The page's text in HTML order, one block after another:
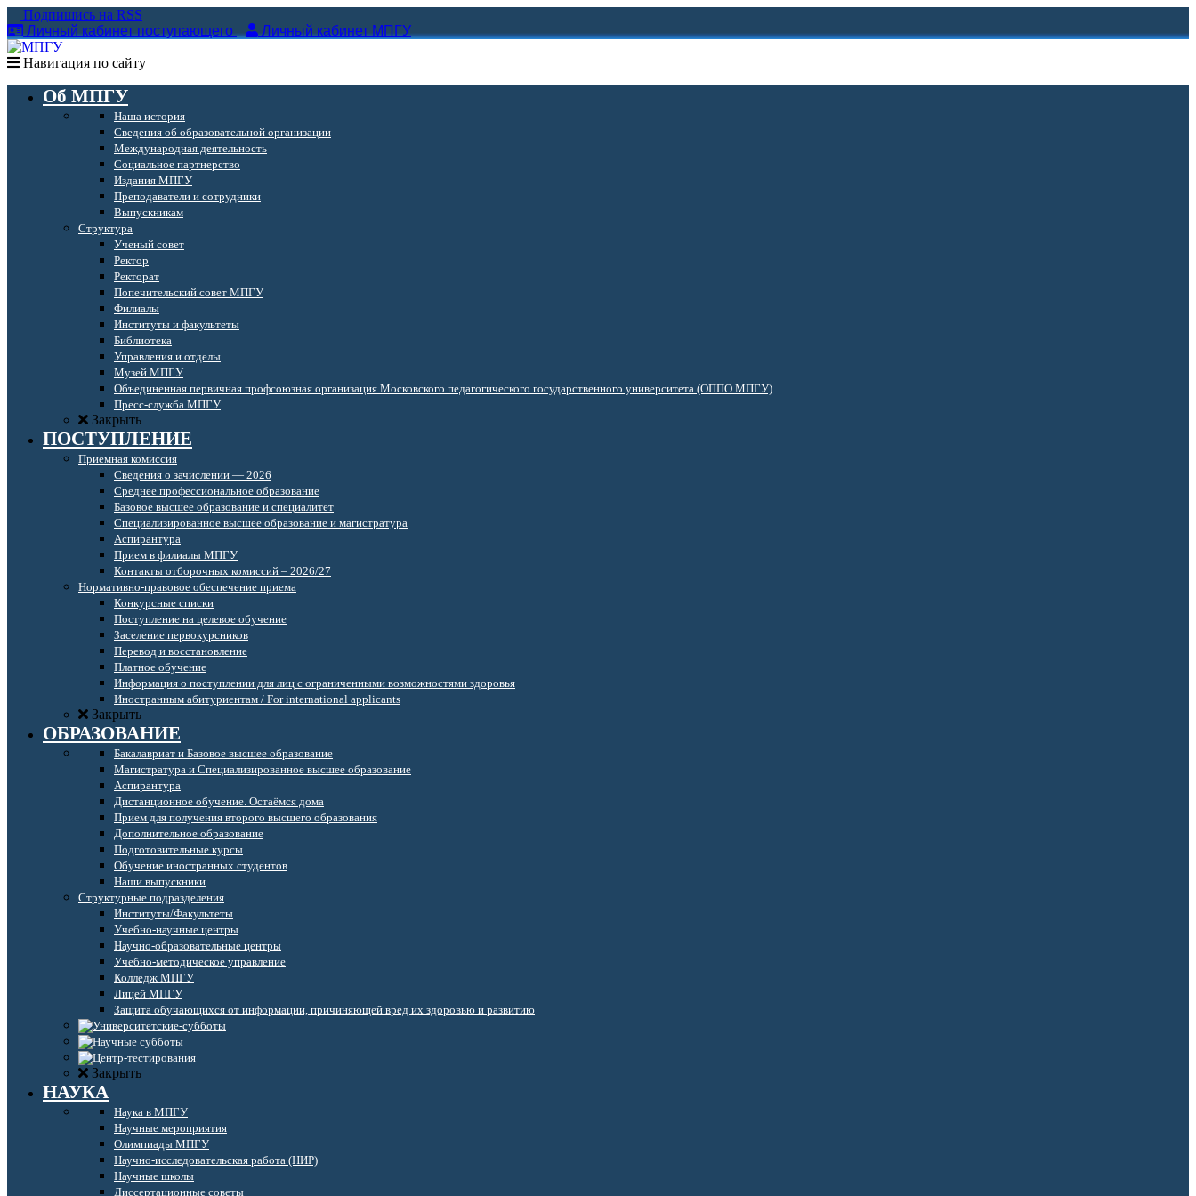
Подпишись на RSS
Личный кабинет поступающего
Личный кабинет МПГУ
Навигация по сайту
Об МПГУ
Наша история
Сведения об образовательной организации
Международная деятельность
Социальное партнерство
Издания МПГУ
Преподаватели и сотрудники
Выпускникам
Структура
Ученый совет
Ректор
Ректорат
Попечительский совет МПГУ
Филиалы
Институты и факультеты
Библиотека
Управления и отделы
Музей МПГУ
Объединенная первичная профсоюзная организация Московского педагогического государственного университета (ОППО МПГУ)
Пресс-служба МПГУ
Закрыть
ПОСТУПЛЕНИЕ
Приемная комиссия
Сведения о зачислении — 2026
Среднее профессиональное образование
Базовое высшее образование и специалитет
Специализированное высшее образование и магистратура
Аспирантура
Прием в филиалы МПГУ
Контакты отборочных комиссий – 2026/27
Нормативно-правовое обеспечение приема
Конкурсные списки
Поступление на целевое обучение
Заселение первокурсников
Перевод и восстановление
Платное обучение
Информация о поступлении для лиц с ограниченными возможностями здоровья
Иностранным абитуриентам / For international applicants
Закрыть
ОБРАЗОВАНИЕ
Бакалавриат и Базовое высшее образование
Магистратура и Специализированное высшее образование
Аспирантура
Дистанционное обучение. Остаёмся дома
Прием для получения второго высшего образования
Дополнительное образование
Подготовительные курсы
Обучение иностранных студентов
Наши выпускники
Структурные подразделения
Институты/Факультеты
Учебно-научные центры
Научно-образовательные центры
Учебно-методическое управление
Колледж МПГУ
Лицей МПГУ
Защита обучающихся от информации, причиняющей вред их здоровью и развитию
Закрыть
НАУКА
Наука в МПГУ
Научные мероприятия
Олимпиады МПГУ
Научно-исследовательская работа (НИР)
Научные школы
Диссертационные советы